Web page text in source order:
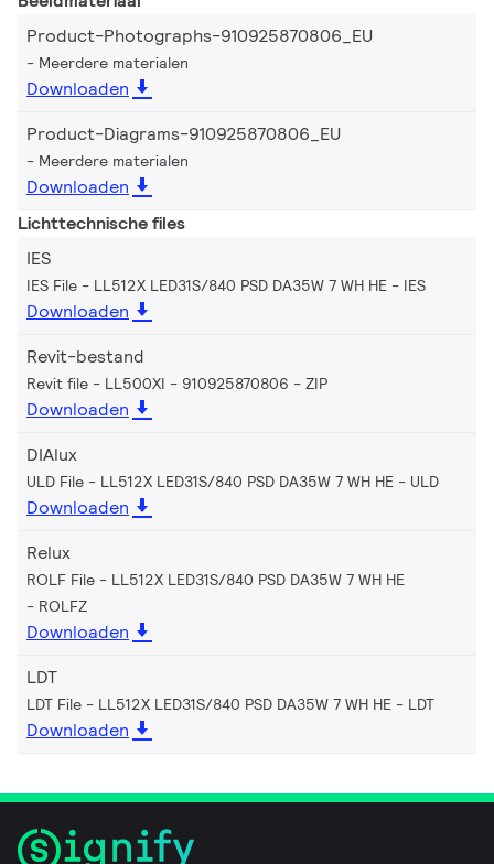
Product-Photographs-910925870806_EU
Meerdere materialen
Downloaden
Product-Diagrams-910925870806_EU
Meerdere materialen
Downloaden
Lichttechnische files
IES
IES File - LL512X LED31S/840 PSD DA35W 7 WH HE IES
Downloaden
Revit-bestand
Revit file - LL500XI - 910925870806 ZIP
Downloaden
DIAlux
ULD File - LL512X LED31S/840 PSD DA35W 7 WH HE ULD
Downloaden
Relux
ROLF File - LL512X LED31S/840 PSD DA35W 7 WH HE
ROLFZ
Downloaden
LDT
LDT File - LL512X LED31S/840 PSD DA35W 7 WH HE LDT
Downloaden